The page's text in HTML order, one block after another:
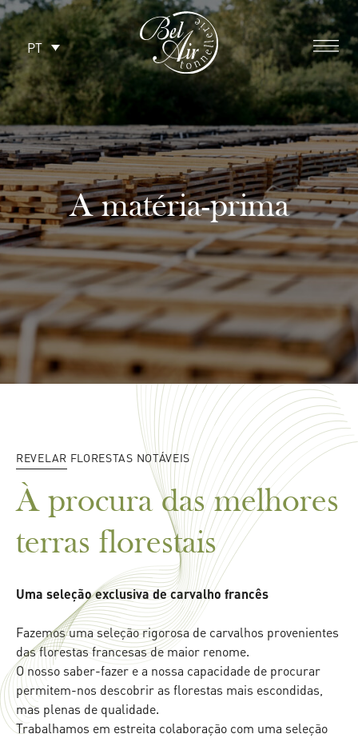
PT
A matéria-prima
REVELAR FLORESTAS NOTÁVEIS
À procura das melhores
terras florestais
Uma seleção exclusiva de carvalho francês
Fazemos uma seleção rigorosa de carvalhos provenientes
das florestas francesas de maior renome.
O nosso saber-fazer e a nossa capacidade de procurar
permitem-nos descobrir as florestas mais escondidas,
mas plenas de qualidade.
Trabalhamos em estreita colaboração com uma seleção